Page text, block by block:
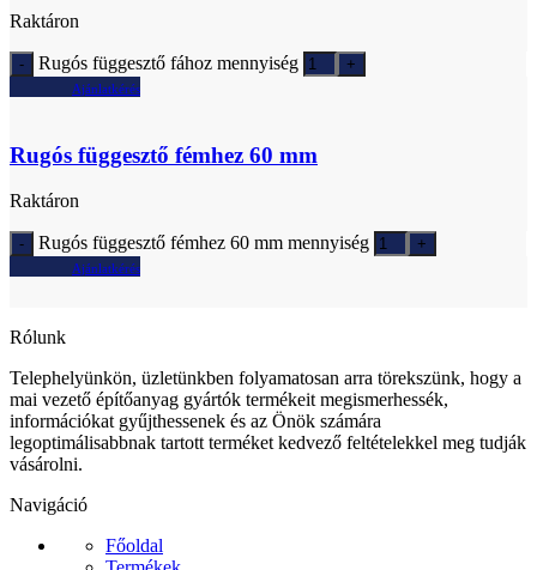
Raktáron
Rugós függesztő fához mennyiség
Ajánlatkérés
Rugós függesztő fémhez 60 mm
Raktáron
Rugós függesztő fémhez 60 mm mennyiség
Ajánlatkérés
Rólunk
Telephelyünkön, üzletünkben folyamatosan arra törekszünk, hogy a
mai vezető építőanyag gyártók termékeit megismerhessék,
információkat gyűjthessenek és az Önök számára
legoptimálisabbnak tartott terméket kedvező feltételekkel meg tudják
vásárolni.
Navigáció
Főoldal